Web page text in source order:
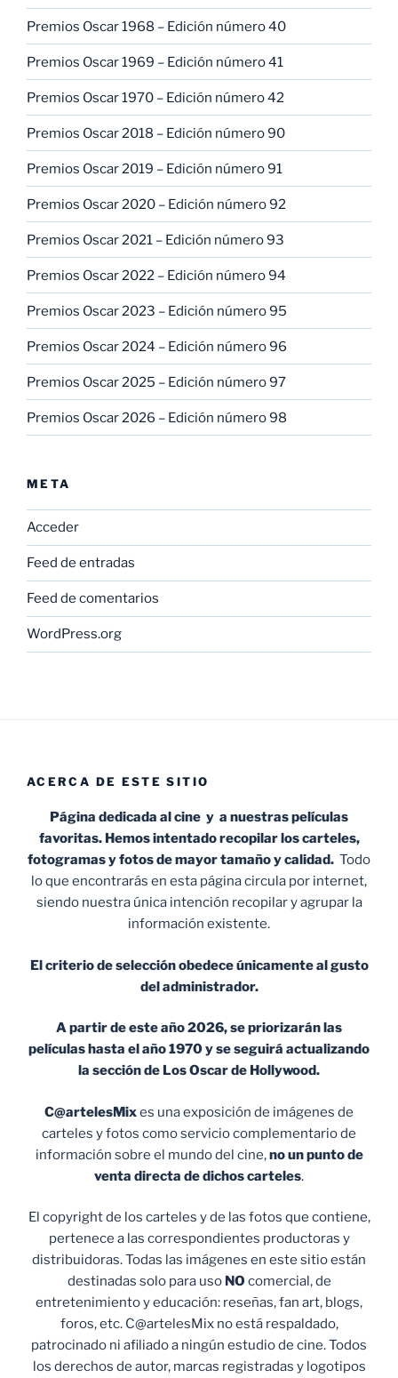
Premios Oscar 1968 – Edición número 40
Premios Oscar 1969 – Edición número 41
Premios Oscar 1970 – Edición número 42
Premios Oscar 2018 – Edición número 90
Premios Oscar 2019 – Edición número 91
Premios Oscar 2020 – Edición número 92
Premios Oscar 2021 – Edición número 93
Premios Oscar 2022 – Edición número 94
Premios Oscar 2023 – Edición número 95
Premios Oscar 2024 – Edición número 96
Premios Oscar 2025 – Edición número 97
Premios Oscar 2026 – Edición número 98
META
Acceder
Feed de entradas
Feed de comentarios
WordPress.org
ACERCA DE ESTE SITIO
Página dedicada al cine y a nuestras películas
favoritas. Hemos intentado recopilar los carteles,
fotogramas y fotos de mayor tamaño y calidad. Todo
lo que encontrarás en esta página circula por internet,
siendo nuestra única intención recopilar y agrupar la
información existente.
El criterio de selección obedece únicamente al gusto
del administrador.
A partir de este año 2026, se priorizarán las
películas hasta el año 1970 y se seguirá actualizando
la sección de Los Oscar de Hollywood.
C@artelesMixes una exposición de imágenes de
carteles y fotos como servicio complementario de
información sobre el mundo del cine,no un punto de
venta directa de dichos carteles.
El copyright de los carteles y de las fotos que contiene,
pertenece a las correspondientes productoras y
distribuidoras. Todas las imágenes en este sitio están
destinadas solo para uso NO comercial, de
entretenimiento y educación: reseñas, fan art, blogs,
foros, etc. C@artelesMix no está respaldado,
patrocinado ni afiliado a ningún estudio de cine. Todos
los derechos de autor, marcas registradas y logotipos